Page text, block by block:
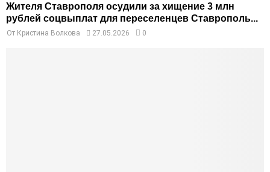
Жителя Ставрополя осудили за хищение 3 млн
рублей соцвыплат для переселенцев Ставрополь...
От Кристина Волкова 27.05.2026 0